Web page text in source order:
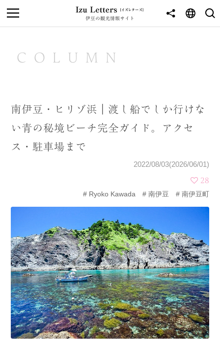
伊豆の観光情報サイト
MENU
NEWS
東伊豆
CATEGORY
海 岬
温泉 花
池・滝・川 山・公園・棚田
町並み 観光施設
動物と触れ合える場所 カフェ・スイーツ
COLUMN
南伊豆・ヒリゾ浜｜渡し船でしか行けな
い青の秘境ビーチ完全ガイド。アクセ
ス・駐車場まで
2022/08/03(2026/06/01)
28
Ryoko Kawada
南伊豆 南伊豆町